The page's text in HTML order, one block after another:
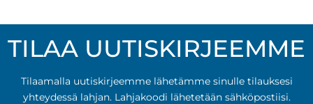
Voit
tehdä
valinnat
TILAA UUTISKIRJEEMME
Tilaamalla uutiskirjeemme lähetämme sinulle tilauksesi
yhteydessä lahjan. Lahjakoodi lähetetään sähköpostiisi.